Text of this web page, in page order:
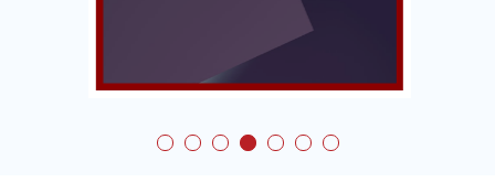
Совет за
квалитетот на
тренингот и обуките